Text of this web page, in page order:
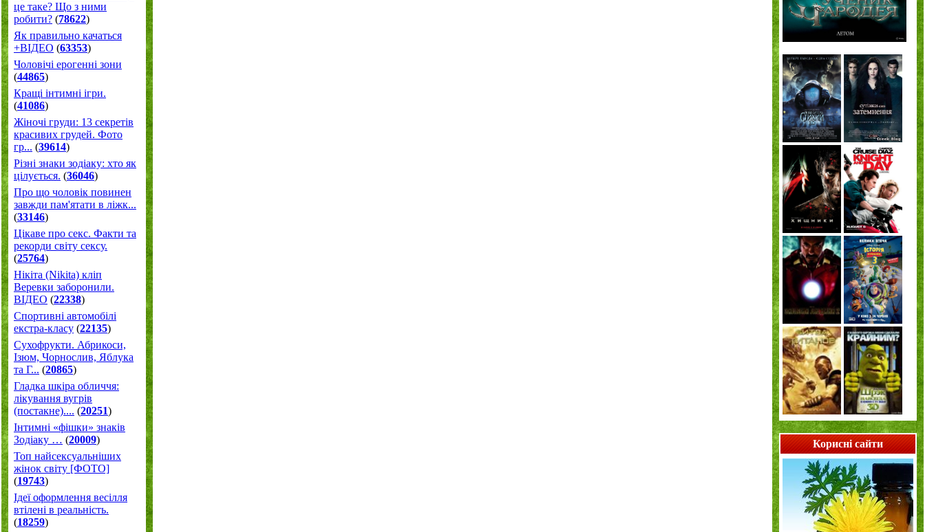
це таке? Що з ними
робити? (78622)
Як правильно качаться
+ВІДЕО (63353)
Чоловічі ерогенні зони
(44865)
Кращі інтимні ігри.
(41086)
Жіночі груди: 13 секретів
красивих грудей. Фото
гр... (39614)
Різні знаки зодіаку: хто як
цілується. (36046)
Про що чоловік повинен
завжди пам'ятати в ліжк...
(33146)
Цікаве про секс. Факти та
рекорди світу сексу.
(25764)
Нікіта (Nikita) кліп
Веревки заборонили.
ВІДЕО (22338)
Спортивні автомобілі
екстра-класу (22135)
Cухофрукти. Абрикоси,
Ізюм, Чорнослив, Яблука
та Г... (20865)
Гладка шкіра обличчя:
лікування вугрів
(постакне).... (20251)
Інтимні «фішки» знаків
Зодіаку … (20009)
Топ найсексуальніших
жінок світу [ФОТО]
(19743)
Ідеї оформлення весілля
втілені в реальність.
(18259)
Корисні сайти